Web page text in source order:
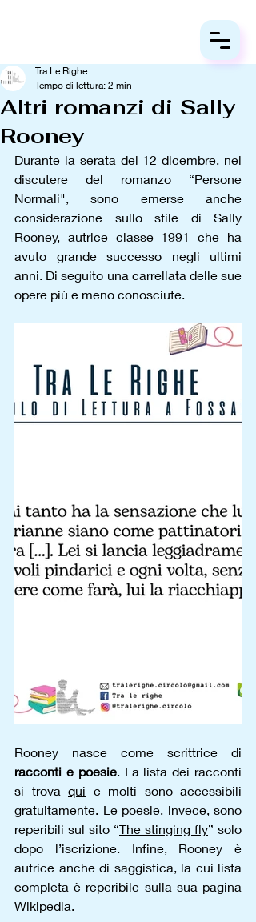
Altri romanzi di Sally
Rooney
Tra Le Righe
Tempo di lettura: 2 min
Durante la serata del 12 dicembre, nel
discutere del romanzo “Persone
Normali", sono emerse anche
considerazione sullo stile di Sally
Rooney, autrice classe 1991 che ha
avuto grande successo negli ultimi
anni. Di seguito una carrellata delle sue
opere più e meno conosciute.
racconti e poesie. La lista dei racconti
si trova qui e molti sono accessibili
gratuitamente. Le poesie, invece, sono
reperibili sul sito “The stinging fly” solo
dopo l’iscrizione. Infine, Rooney è
autrice anche di saggistica, la cui lista
completa è reperibile sulla sua pagina
Wikipedia.